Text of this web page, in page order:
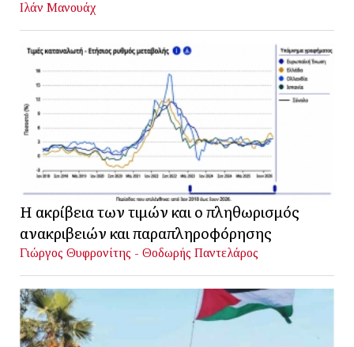
Ιλάν Μανουάχ
Η ακρίβεια των τιμών και ο πληθωρισμός
ανακριβειών και παραπληροφόρησης
Γιώργος Θυφρονίτης - Θοδωρής Παντελάρος